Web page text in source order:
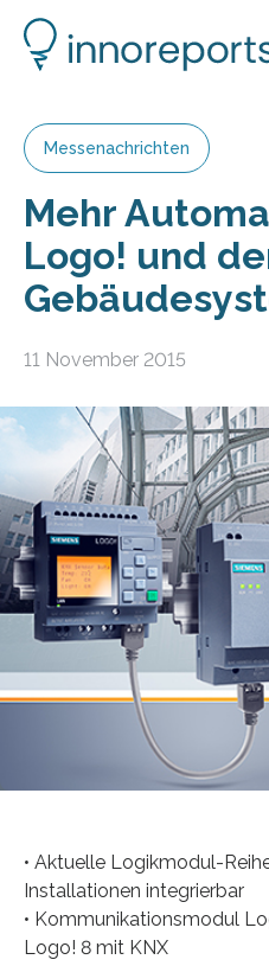
Messenachrichten
Mehr
Logo! und
11 November 2015
• Aktuelle Logikmodul-
Installationen integrierbar
• Kommunikationsmodul
Logo! 8 mit KNX